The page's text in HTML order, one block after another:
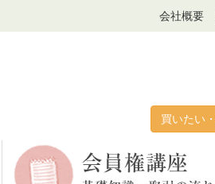
会社概要
買いたい